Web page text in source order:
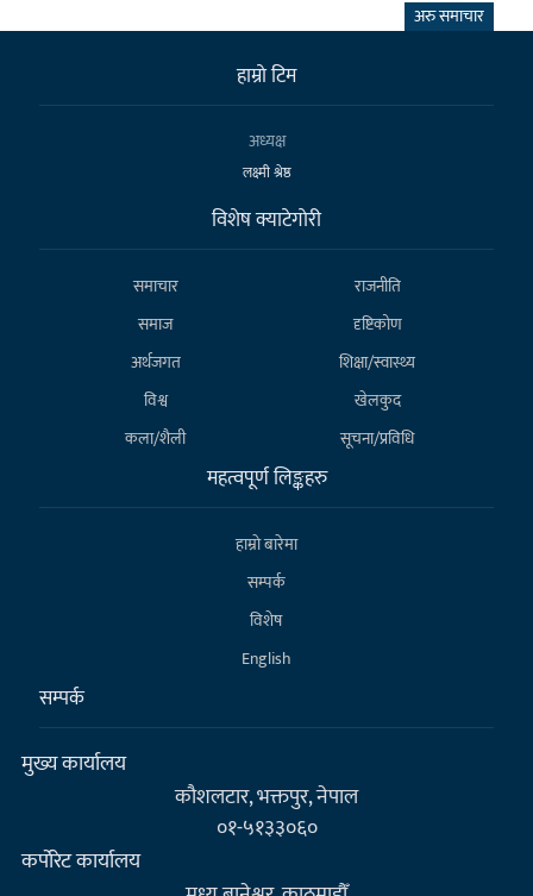
अरु समाचार
हाम्राे टिम
अध्यक्ष
लक्ष्मी श्रेष्ठ
विशेष क्याटेगाेरी
समाचार
राजनीति
समाज
दृष्टिकोण
अर्थजगत
शिक्षा/स्वास्थ्य
विश्व
खेलकुद
कला/शैली
सूचना/प्रविधि
महत्वपूर्ण लिङ्कहरु
हाम्राे बारेमा
सम्पर्क
विशेष
English
सम्पर्क
मुख्य कार्यालय
कौशलटार, भक्तपुर, नेपाल
०१-५१३३०६०
कर्पाेरेट कार्यालय